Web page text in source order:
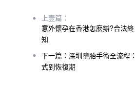
上壹篇：
意外懷孕在香港怎麼辦?合法
知
下一篇：深圳墮胎手術全流程
式到恢復期